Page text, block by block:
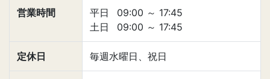
営業時間 平日 09:00 ～ 17:45
土日
09:00 ～ 17:45
定休日 毎週水曜日、祝日